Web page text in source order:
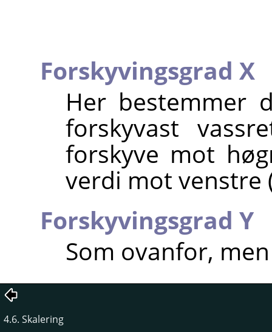
Forskyvingsgrad X
Her bestemmer
forskyvast
forskyve mot
verdi mot venstre
Forskyvingsgrad Y
Som ovanfor,
4.6. Skalering